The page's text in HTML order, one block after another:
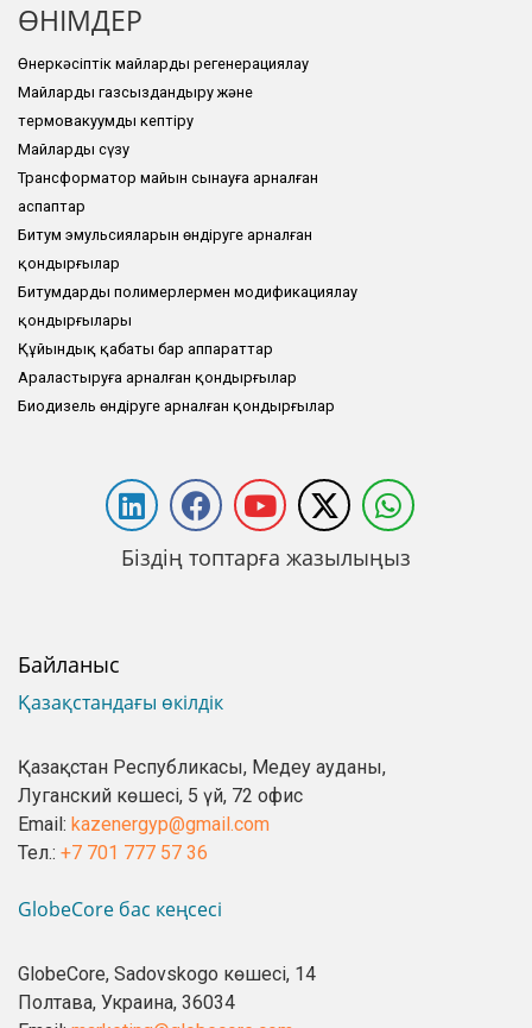
ӨНІМДЕР
Өнеркәсіптік майларды регенерациялау
Майларды газсыздандыру және
термовакуумды кептіру
Майларды сүзу
Трансформатор майын сынауға арналған
аспаптар
Битум эмульсияларын өндіруге арналған
қондырғылар
Битумдарды полимерлермен модификациялау
қондырғылары
Құйындық қабаты бар аппараттар
Араластыруға арналған қондырғылар
Биодизель өндіруге арналған қондырғылар
Біздің топтарға жазылыңыз
Байланыс
Қазақстандағы өкілдік
Қазақстан Республикасы, Медеу ауданы,
Луганский көшесі, 5 үй, 72 офис
Email: kazenergyp@gmail.com
Тел.: +7 701 777 57 36
GlobeCore бас кеңсесі
GlobeCore, Sadovskogo көшесі, 14
Полтава, Украина, 36034